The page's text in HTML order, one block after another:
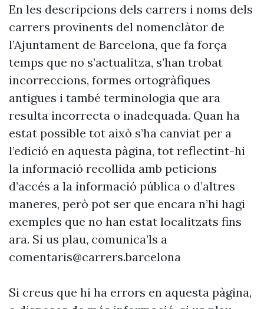
En les descripcions dels carrers i noms dels
carrers provinents del nomenclàtor de
l’Ajuntament de Barcelona, que fa força
temps que no s’actualitza, s’han trobat
incorreccions, formes ortogràfiques
antigues i també terminologia que ara
resulta incorrecta o inadequada. Quan ha
estat possible tot això s’ha canviat per a
l’edició en aquesta pàgina, tot reflectint-hi
la informació recollida amb peticions
d’accés a la informació pública o d’altres
maneres, però pot ser que encara n’hi hagi
exemples que no han estat localitzats fins
ara. Si us plau, comunica’ls a
comentaris@carrers.barcelona
Si creus que hi ha errors en aquesta pàgina,